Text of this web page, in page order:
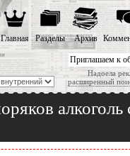
Приглашаем к
Надоела
расширенный
Главная Разделы Архив
алкоголь